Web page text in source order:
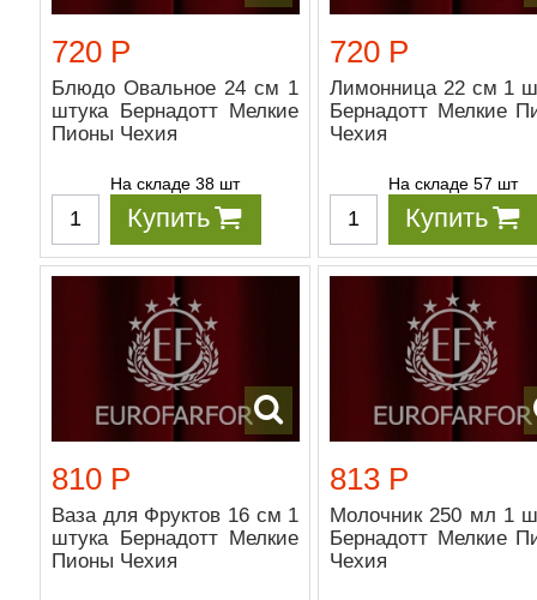
720 Р
Блюдо Овальное 24 см 1
штука Бернадотт Мелкие
Пионы Чехия
На складе 38 шт
Купить
720 Р
Лимонница 22 см 1
Бернадотт Мелкие
Чехия
На складе 57 шт
Купить
810 Р
Ваза для Фруктов 16 см 1
штука Бернадотт Мелкие
Пионы Чехия
813 Р
Молочник 250 мл 1
Бернадотт Мелкие
Чехия